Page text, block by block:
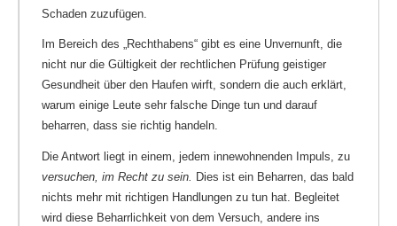
Schaden zuzufügen.
Im Bereich des „Rechthabens“ gibt es eine Unvernunft, die
nicht nur die Gültigkeit der rechtlichen Prüfung geistiger
Gesundheit über den Haufen wirft, sondern die auch erklärt,
warum einige Leute sehr falsche Dinge tun und darauf
beharren, dass sie richtig handeln.
Die Antwort liegt in einem, jedem innewohnenden Impuls, zu
versuchen, im Recht zu sein. Dies ist ein Beharren, das bald
nichts mehr mit richtigen Handlungen zu tun hat. Begleitet
wird diese Beharrlichkeit von dem Versuch, andere ins